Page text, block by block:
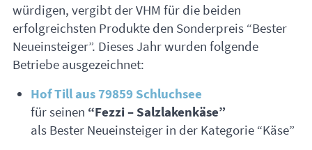
würdigen, vergibt derVHM für die beiden
erfolgreichsten Produkte den Sonderpreis “Bester
Neueinsteiger”. Dieses Jahr wurden folgende
Betriebe ausgezeichnet:
Hof Till aus 79859 Schluchsee
für seinen “Fezzi – Salzlakenkäse”
als Bester Neueinsteiger in der Kategorie “Käse”